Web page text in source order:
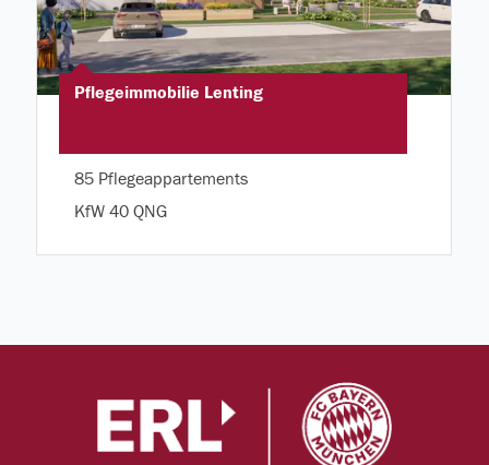
Pflegeimmobilie Lenting
85 Pflegeappartements
KfW 40 QNG